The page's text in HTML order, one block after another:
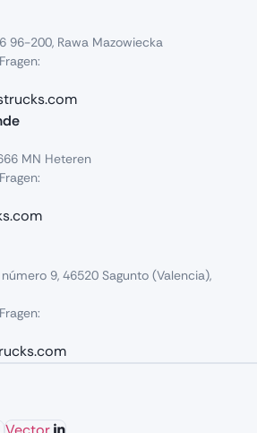
96-200, Rawa Mazowiecka
MN Heteren
número 9, 46520 Sagunto (Valencia),